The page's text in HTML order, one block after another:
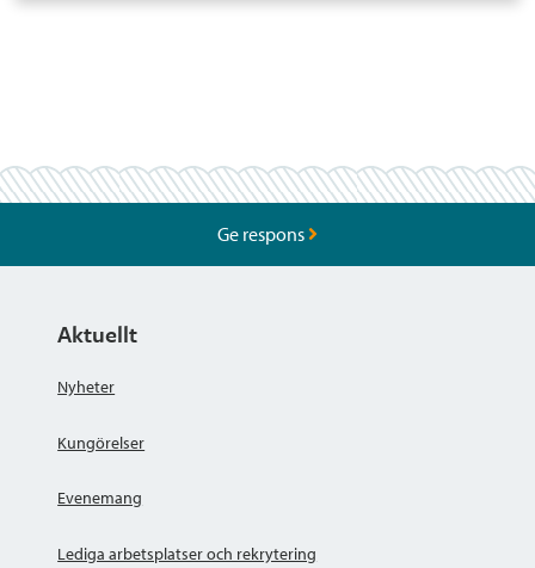
Ge respons
Aktuellt
Nyheter
Kungörelser
Evenemang
Lediga arbetsplatser och rekrytering